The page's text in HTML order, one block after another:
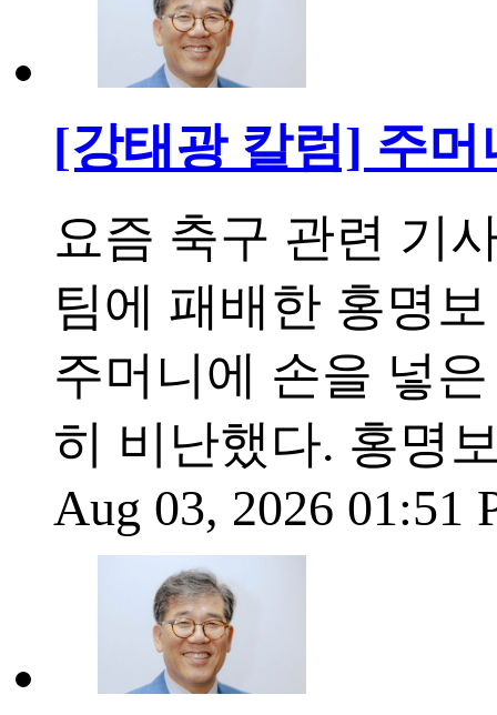
[강태광 칼럼] 주
요즘 축구 관련 기
팀에 패배한 홍명
주머니에 손을 넣
히 비난했다. 홍명
Aug 03, 2026 01:51